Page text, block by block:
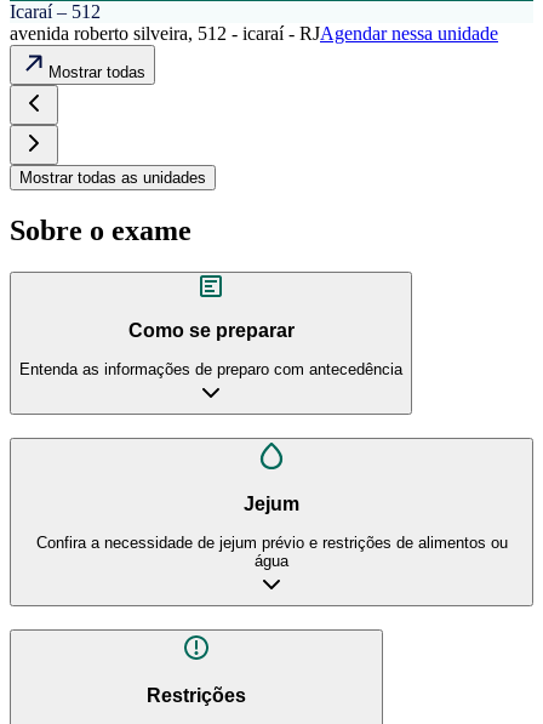
Icaraí – 512
avenida roberto silveira, 512 - icaraí - RJAgendar nessa unidade
Mostrar todas
Mostrar todas as unidades
Sobre o exame
Como se preparar
Entenda as informações de preparo com antecedência
Jejum
Confira a necessidade de jejum prévio e restrições de alimentos ou
água
Restrições